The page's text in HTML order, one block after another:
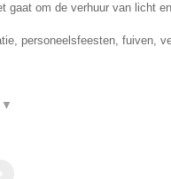
gaat om de verhuur van licht en
personeelsfeesten, fuiven,
▼